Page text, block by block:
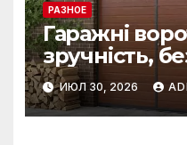
РАЗНОЕ
Гаражні
зручність,
ИЮЛ 30, 2026